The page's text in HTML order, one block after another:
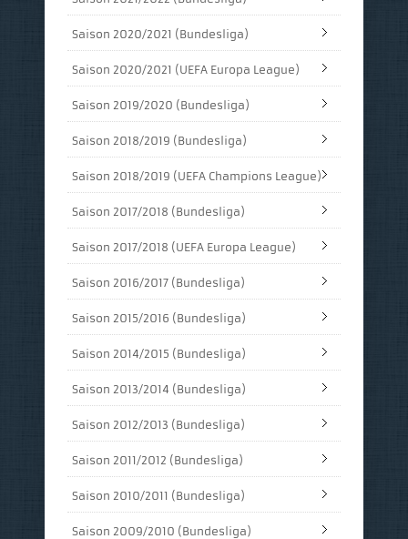
Saison 2020/2021 (Bundesliga)
Saison 2020/2021 (UEFA Europa League)
Saison 2019/2020 (Bundesliga)
Saison 2018/2019 (Bundesliga)
Saison 2018/2019 (UEFA Champions League)
Saison 2017/2018 (Bundesliga)
Saison 2017/2018 (UEFA Europa League)
Saison 2016/2017 (Bundesliga)
Saison 2015/2016 (Bundesliga)
Saison 2014/2015 (Bundesliga)
Saison 2013/2014 (Bundesliga)
Saison 2012/2013 (Bundesliga)
Saison 2011/2012 (Bundesliga)
Saison 2010/2011 (Bundesliga)
Saison 2009/2010 (Bundesliga)